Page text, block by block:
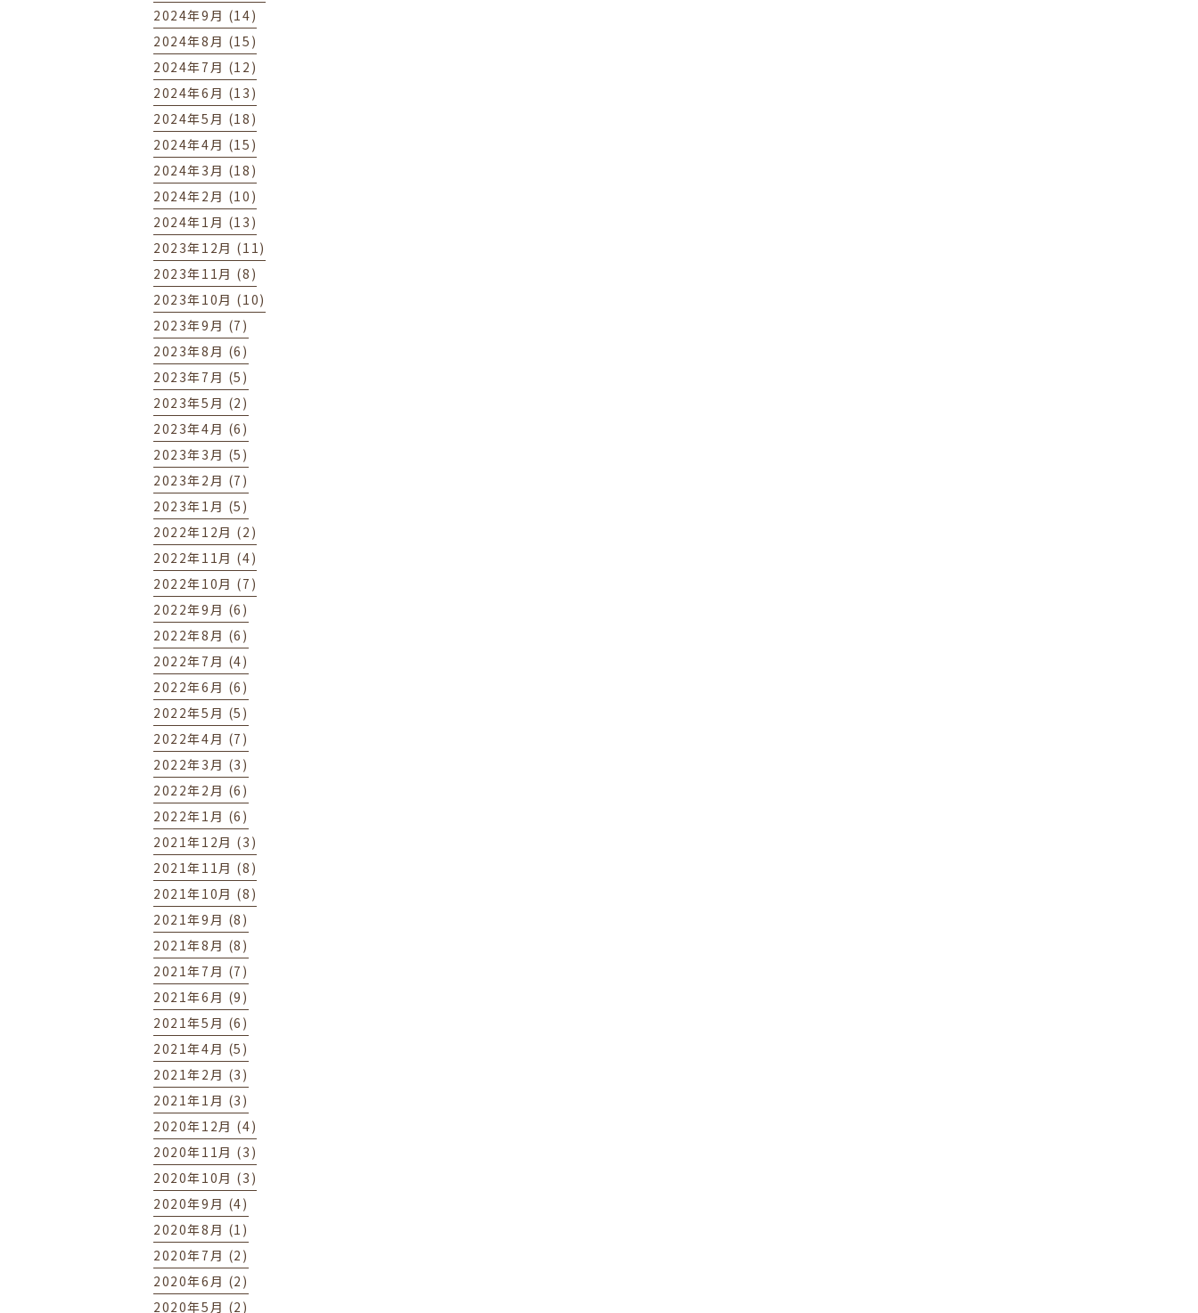
2024年9月 (14)
2024年8月 (15)
2024年7月 (12)
2024年6月 (13)
2024年5月 (18)
2024年4月 (15)
2024年3月 (18)
2024年2月 (10)
2024年1月 (13)
2023年12月 (11)
2023年11月 (8)
2023年10月 (10)
2023年9月 (7)
2023年8月 (6)
2023年7月 (5)
2023年5月 (2)
2023年4月 (6)
2023年3月 (5)
2023年2月 (7)
2023年1月 (5)
2022年12月 (2)
2022年11月 (4)
2022年10月 (7)
2022年9月 (6)
2022年8月 (6)
2022年7月 (4)
2022年6月 (6)
2022年5月 (5)
2022年4月 (7)
2022年3月 (3)
2022年2月 (6)
2022年1月 (6)
2021年12月 (3)
2021年11月 (8)
2021年10月 (8)
2021年9月 (8)
2021年8月 (8)
2021年7月 (7)
2021年6月 (9)
2021年5月 (6)
2021年4月 (5)
2021年2月 (3)
2021年1月 (3)
2020年12月 (4)
2020年11月 (3)
2020年10月 (3)
2020年9月 (4)
2020年8月 (1)
2020年7月 (2)
2020年6月 (2)
2020年5月 (2)